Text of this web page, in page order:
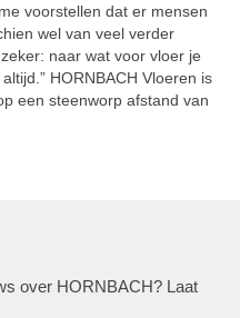
voorstellen dat er mensen
wel van veel verder
naar wat voor vloer je
HORNBACH Vloeren is
een steenworp afstand van
over HORNBACH? Laat